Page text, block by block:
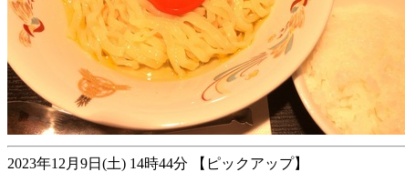
2023年12月9日(土) 14時44分 【ピックアップ】